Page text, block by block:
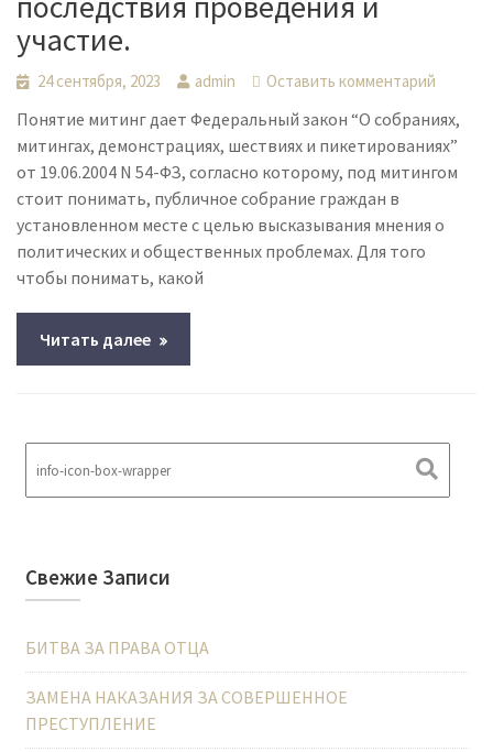
участие.
24 сентября, 2023 admin Оставить комментарий
Понятие митинг дает Федеральный закон “О собраниях,
митингах, демонстрациях, шествиях и пикетированиях”
от 19.06.2004 N 54-ФЗ, согласно которому, под митингом
стоит понимать, публичное собрание граждан в
установленном месте с целью высказывания мнения о
политических и общественных проблемах. Для того
чтобы понимать, какой
Читать далее
Свежие Записи
БИТВА ЗА ПРАВА ОТЦА
ЗАМЕНА НАКАЗАНИЯ ЗА СОВЕРШЕННОЕ
ПРЕСТУПЛЕНИЕ